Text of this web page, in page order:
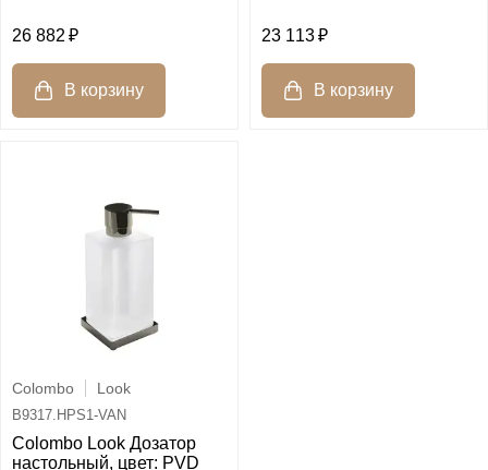
26 882 23 113
Colombo Look
B9317.HPS1-VAN
Colombo Look Дозатор
настольный, цвет: PVD